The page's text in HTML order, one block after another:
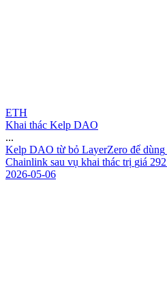
ETH
Khai thác Kelp DAO
...
Kelp DAO từ bỏ LayerZero để dùng
Chainlink sau vụ khai thác trị giá 292
2026-05-06